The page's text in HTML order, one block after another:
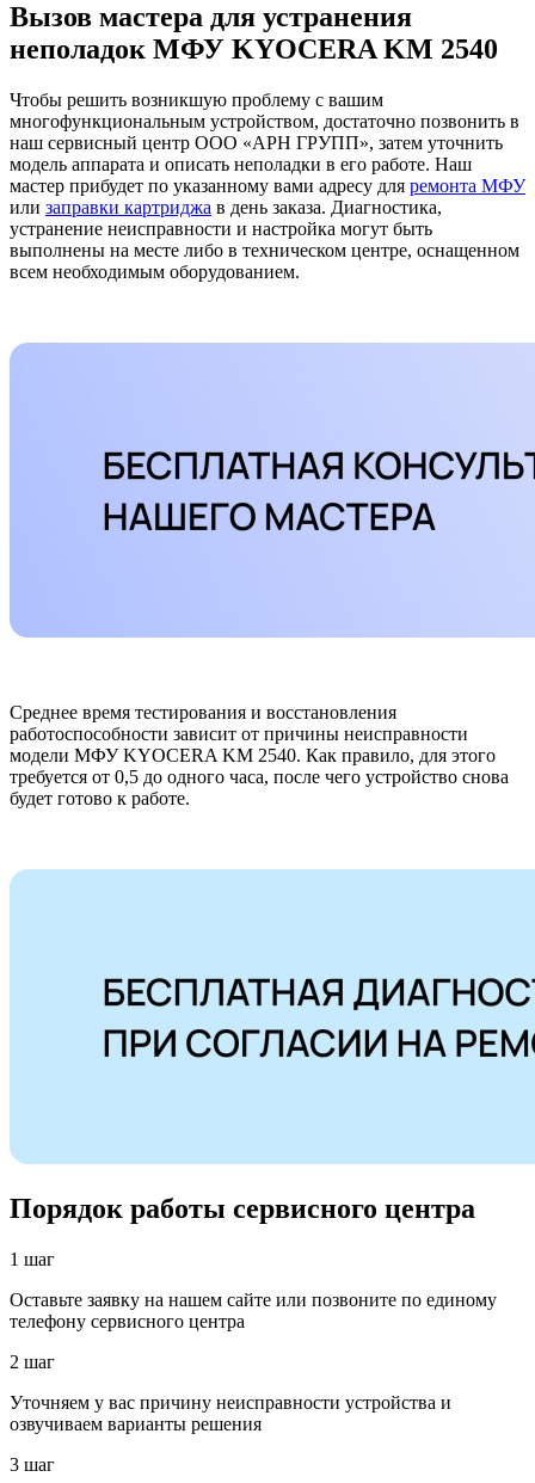
Вызов мастера для устранения
неполадок МФУ KYOCERA KM 2540
Чтобы решить возникшую проблему с вашим
многофункциональным устройством, достаточно позвонить в
наш сервисный центр ООО «АРН ГРУПП», затем уточнить
модель аппарата и описать неполадки в его работе. Наш
мастер прибудет по указанному вами адресу для ремонта МФУ
или заправки картриджа в день заказа. Диагностика,
устранение неисправности и настройка могут быть
выполнены на месте либо в техническом центре, оснащенном
всем необходимым оборудованием.
Среднее время тестирования и восстановления
работоспособности зависит от причины неисправности
модели МФУ KYOCERA KM 2540. Как правило, для этого
требуется от 0,5 до одного часа, после чего устройство снова
будет готово к работе.
Порядок работы сервисного центра
1 шаг
Оставьте заявку на нашем сайте или позвоните по единому
телефону сервисного центра
2 шаг
Уточняем у вас причину неисправности устройства и
озвучиваем варианты решения
3 шаг